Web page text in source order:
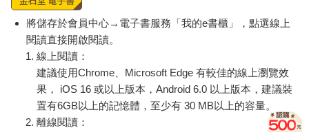
將儲存於會員中心→電子書服務「我的e書櫃」，點選線上
閱讀直接開啟閱讀。
線上閱讀：
建議使用Chrome、Microsoft Edge 有較佳的線上瀏覽效
果， iOS 16 或以上版本，Android 6.0 以上版本，建議裝
置有6GB以上的記憶體，至少有 30 MB以上的容量。
離線閱讀：